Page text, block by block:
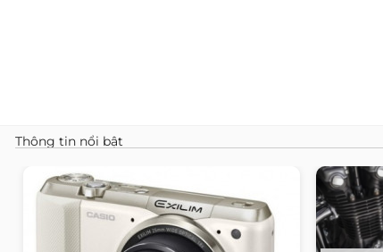
Thông tin nổi bật